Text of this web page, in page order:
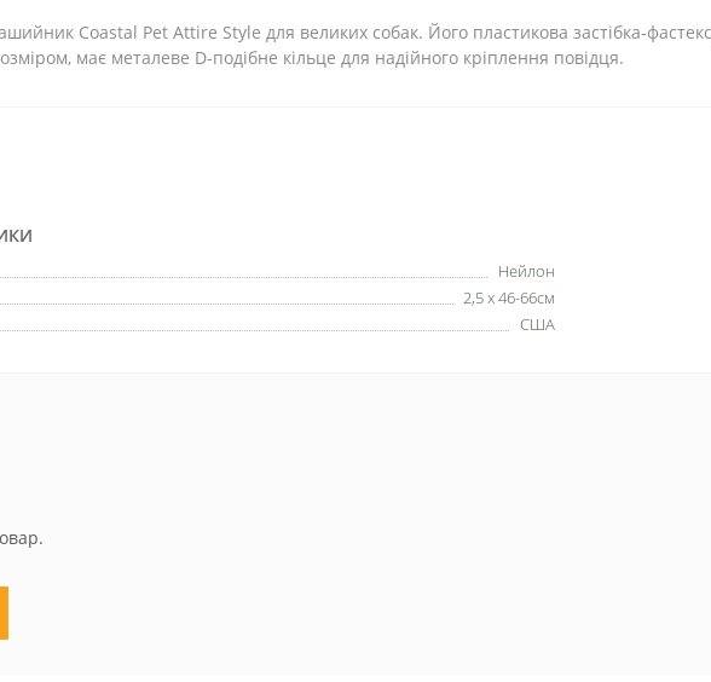
Coastal Pet Attire Style для великих собак. Його пластикова застібка-
має металеве D-подібне кільце для надійного кріплення повідця.
Нейлон
2,5 х 46-66см
США